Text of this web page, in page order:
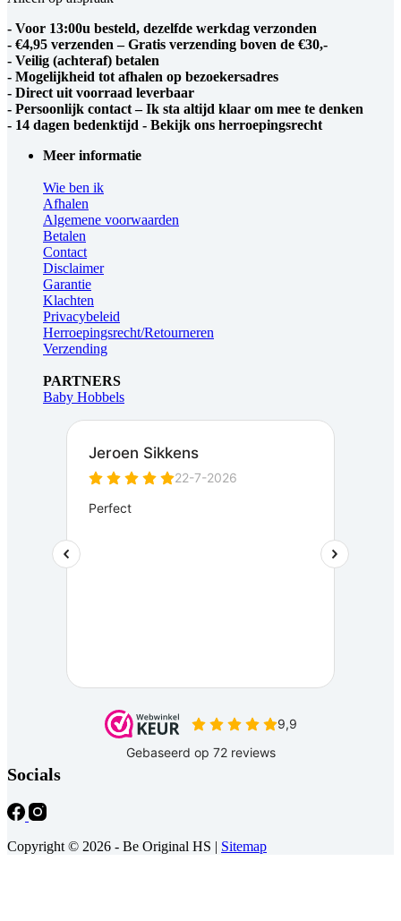
- Voor 13:00u besteld, dezelfde werkdag verzonden
- €4,95 verzenden – Gratis verzending boven de €30,-
- Veilig (achteraf) betalen
- Mogelijkheid tot afhalen op bezoekersadres
- Direct uit voorraad leverbaar
- Persoonlijk contact – Ik sta altijd klaar om mee te denken
- 14 dagen bedenktijd - Bekijk ons herroepingsrecht
Meer informatie
Wie ben ik
Afhalen
Algemene voorwaarden
Betalen
Contact
Disclaimer
Garantie
Klachten
Privacybeleid
Herroepingsrecht/Retourneren
Verzending
PARTNERS
Baby Hobbels
Socials
Copyright © 2026 - Be Original HS | Sitemap